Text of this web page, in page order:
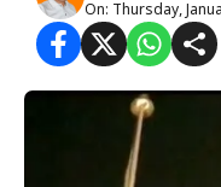
On: Thursday,